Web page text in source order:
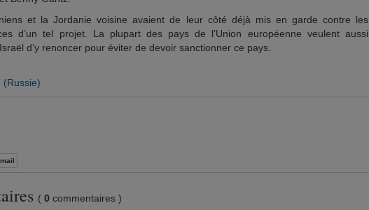
et la Jordanie voisine avaient de leur côté déjà mis en garde contre les
d’un tel projet. La plupart des pays de l’Union européenne veulent aussi
d’y renoncer pour éviter de devoir sanctionner ce pays.
(Russie)
( 0 commentaires )